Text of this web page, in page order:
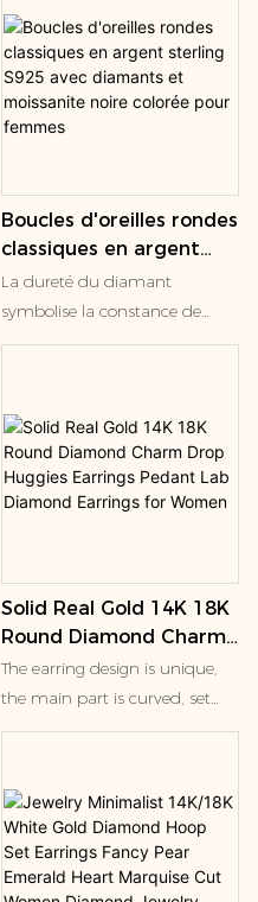
fermoirs à friction pour un
confort optimal, elles pèsent
0,5 carat et sont fabriquées en
plaqué or S925 18 carats pour
un style absolu.
Boucles d'oreilles rondes
classiques en argent
sterling S925 avec
diamants et moissanite
La dureté du diamant
symbolise la constance de
l'amour ; La pureté du
diamant symbolise la ferveur
de l'amour ; L'unicité des
diamants symbolise
l'exclusivité de l'amour
Solid Real Gold 14K 18K
Round Diamond Charm
Drop Huggies Earrings
Pedant Lab Diamond
The earring design is unique,
the main part is curved, set
with a row of small diamonds,
a larger round diamond.This
type of earrings is kind of fine
jewelry, often made of precious
metals with diamonds or